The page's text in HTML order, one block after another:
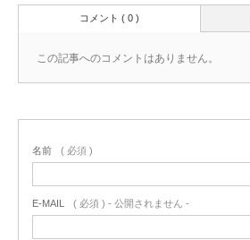
コメント ( 0 )
この記事へのコメントはありません。
名前 ( 必須 )
E-MAIL ( 必須 ) - 公開されません -